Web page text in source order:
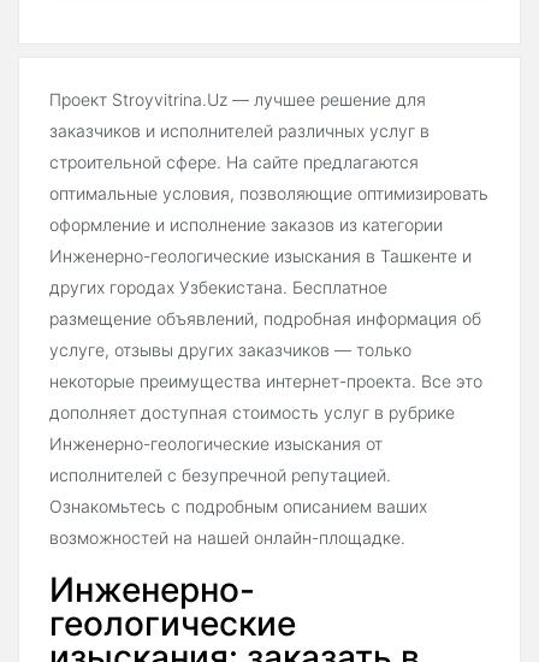
Проект Stroyvitrina.Uz — лучшее решение для
заказчиков и исполнителей различных услуг в
строительной сфере. На сайте предлагаются
оптимальные условия, позволяющие оптимизировать
оформление и исполнение заказов из категории
Инженерно-геологические изыскания в Ташкенте и
других городах Узбекистана. Бесплатное
размещение объявлений, подробная информация об
услуге, отзывы других заказчиков — только
некоторые преимущества интернет-проекта. Все это
дополняет доступная стоимость услуг в рубрике
Инженерно-геологические изыскания от
исполнителей с безупречной репутацией.
Ознакомьтесь с подробным описанием ваших
возможностей на нашей онлайн-площадке.
Инженерно-
геологические